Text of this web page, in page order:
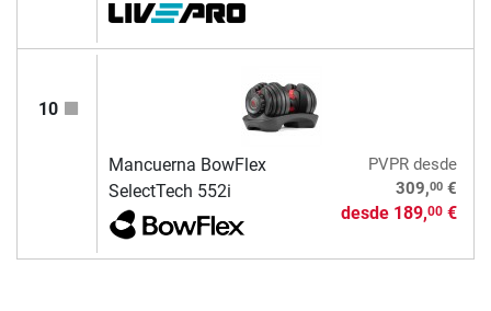
10
Mancuerna BowFlex
SelectTech 552i
PVPRdesde
309,00€
desde 189,00€